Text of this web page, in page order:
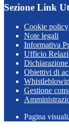
Sezione Link
Cookie policy
Note legali
Informativa
Ufficio
Obiettivi di
Gestione
Pagina